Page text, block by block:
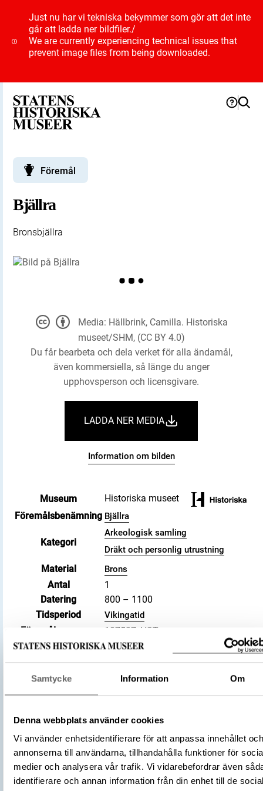
Samtycke Information Om
Denna webbplats använder cookies
Vi använder enhetsidentifierare för att anpassa innehållet och
annonserna till användarna, tillhandahålla funktioner för
medier och analysera vår trafik. Vi vidarebefordrar även
identifierare och annan information från din enhet till de
Just nu har vi tekniska bekymmer som gör att det inte
går att ladda ner bildfiler./
We are currently experiencing technical issues that
prevent image files from being downloaded.
Föremål
Bjällra
Bronsbjällra
Museum
Historiska museet
Föremålsbenämning Bjällra
Kategori
Arkeologisk samling
Dräkt och personlig utrustning
Material Brons
Antal
1
Datering
800 – 1100
Tidsperiod
Vikingatid
Föremålsnummer
107527_HST
Andra nummer
Undernummer: Bj 721
Historisk plats
Birka, Adelsö socken
Förvärvsnummer 34000
Omnämns i katalog Förvärv: 34000 på Catview
Förvärvsdatum
2000
Fyndplats
Plats: Björkö, Hemlanden, Fornlämning:
L2017:1904, Socken: Adelsö socken,
Kommun: Ekerö kommun, Landskap:
Land: Sverige
Media: Hällbrink, Camilla. Historiska
museet/SHM, (CC BY 4.0)
Du får bearbeta och dela verket för alla ändamål,
även kommersiella, så länge du anger
upphovsperson och licensgivare.
LADDA NER MEDIA
Information om bilden